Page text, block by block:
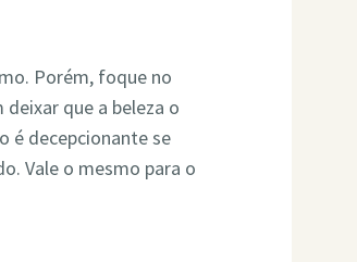
Porém, foque no
que a beleza o
é decepcionante se
Vale o mesmo para o